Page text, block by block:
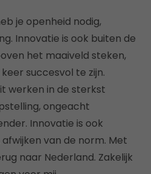
je openheid nodig,
Innovatie is ook buiten de
het maaiveld steken,
succesvol te zijn.
werken in de sterkst
ongeacht
Innovatie is ook
van de norm. Met
naar Nederland. Zakelijk